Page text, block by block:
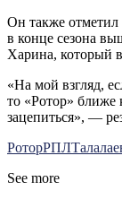
Он также отметил
в конце сезона
Харина, который
«На мой взгляд,
то «Ротор» ближе
зацепиться», —
РоторРПЛ
See more